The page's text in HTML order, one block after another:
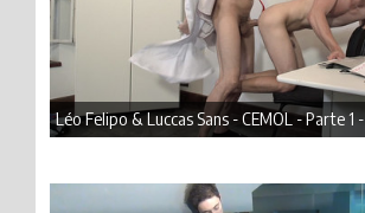
Léo Felipo & Luccas Sans - CEMOL - Parte 1 -